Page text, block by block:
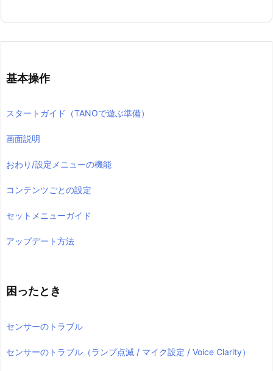
基本操作
スタートガイド（TANOで遊ぶ準備）
画面説明
おわり/設定メニューの機能
コンテンツごとの設定
セットメニューガイド
アップデート方法
困ったとき
センサーのトラブル
センサーのトラブル（ランプ点滅 / マイク設定 / Voice Clarity）